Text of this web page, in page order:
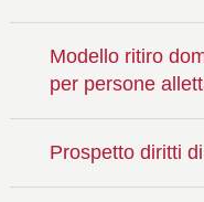
Modello ritiro
per persone
Prospetto diritti